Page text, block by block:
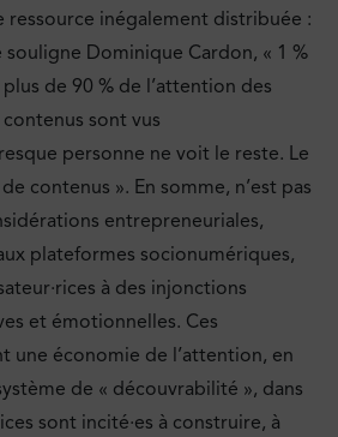
ressource inégalement distribuée :
Dominique Cardon, « 1 %
de 90 % de l’attention des
sont vus
personne ne voit le reste. Le
contenus ». En somme, n’est pas
entrepreneuriales,
plateformes socionumériques,
à des injonctions
et émotionnelles. Ces
une économie de l’attention, en
de « découvrabilité », dans
sont incité·es à construire, à